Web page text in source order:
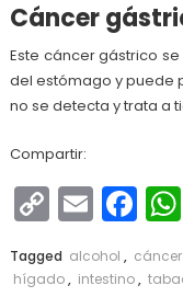
Cáncer
Este cáncer gástrico
del estómago y puede
no se detecta y trata a
Compartir:
Copy
Link
Email
Tagged alcohol , cáncer
hígado, intestino,